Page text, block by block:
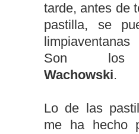
tarde, antes de
pastilla, se
Son los
Wachowski.
Lo de las
me ha hecho